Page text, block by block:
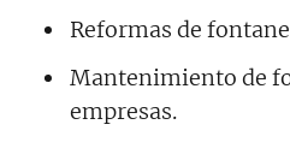
Reformas de
Mantenimiento de
empresas.